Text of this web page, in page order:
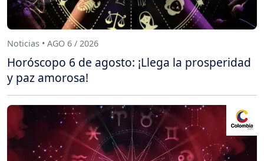
Noticias • AGO 6 / 2026
Horóscopo 6 de agosto: ¡Llega la prosperidad
y paz amorosa!